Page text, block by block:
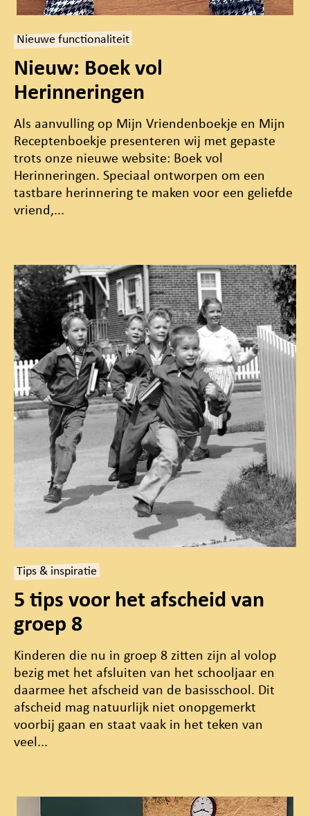
Nieuwe functionaliteit
Nieuw: Boek vol
Herinneringen
Als aanvulling op Mijn Vriendenboekje en Mijn
Receptenboekje presenteren wij met gepaste
trots onze nieuwe website: Boek vol
Herinneringen. Speciaal ontworpen om een
tastbare herinnering te maken voor een geliefde
vriend,...
Tips & inspiratie
5 tips voor het afscheid van
groep 8
Kinderen die nu in groep 8 zitten zijn al volop
bezig met het afsluiten van het schooljaar en
daarmee het afscheid van de basisschool. Dit
afscheid mag natuurlijk niet onopgemerkt
voorbij gaan en staat vaak in het teken van
veel...